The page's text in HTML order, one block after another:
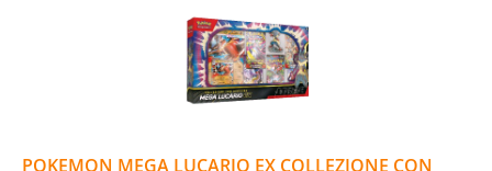
POKEMON MEGA LUCARIO EX COLLEZIONE CON